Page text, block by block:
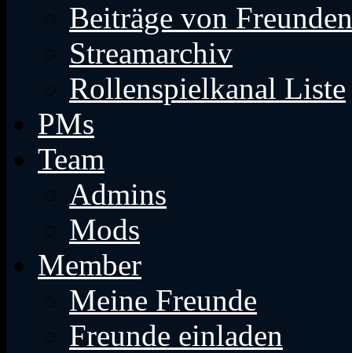
Beiträge von Freunden
Streamarchiv
Rollenspielkanal Liste
PMs
Team
Admins
Mods
Member
Meine Freunde
Freunde einladen